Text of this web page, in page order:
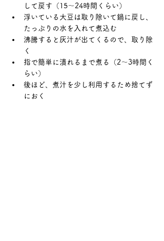
して戻す（15〜24時間くらい）
浮いている大豆は取り除いて鍋に戻し、
たっぷりの水を入れて煮込む
沸騰すると灰汁が出てくるので、取り除
く
指で簡単に潰れるまで煮る（2〜3時間く
らい）
後ほど、煮汁を少し利用するため捨てず
におく